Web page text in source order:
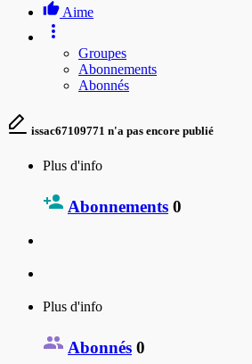
Aime
Groupes
Abonnements
Abonnés
issac67109771 n'a pas encore publié
Plus d'info
Abonnements 0
Plus d'info
Abonnés 0